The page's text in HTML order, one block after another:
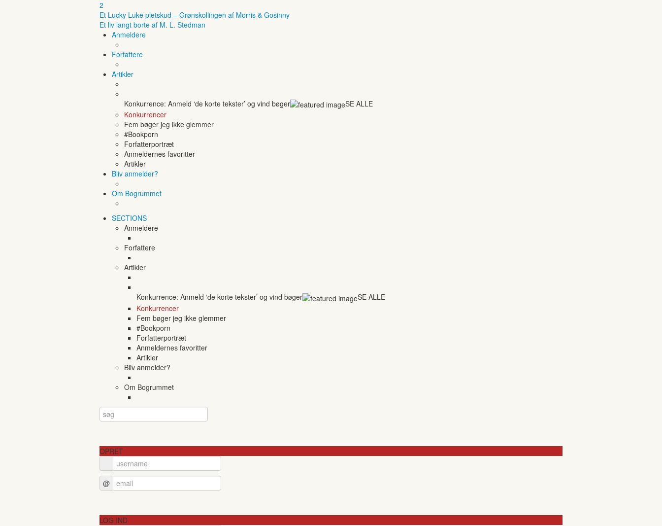
2
Et Lucky Luke pletskud – Grønskollingen af Morris & Gosinny
Et liv langt borte af M. L. Stedman
Anmeldere
Forfattere
Artikler
Konkurrence: Anmeld ‘de korte tekster’ og vind bøger
SE ALLE
Konkurrencer
Fem bøger jeg ikke glemmer
#Bookporn
Forfatterportræt
Anmeldernes favoritter
Artikler
Bliv anmelder?
Om Bogrummet
SECTIONS
Anmeldere
Forfattere
Artikler
Konkurrence: Anmeld ‘de korte tekster’ og vind bøger
SE ALLE
Konkurrencer
Fem bøger jeg ikke glemmer
#Bookporn
Forfatterportræt
Anmeldernes favoritter
Artikler
Bliv anmelder?
Om Bogrummet
OPRET
@
LOG IND